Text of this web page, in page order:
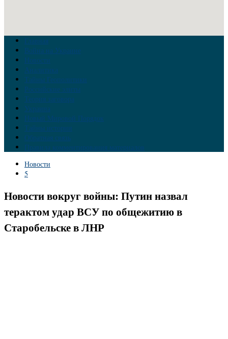
Главная
Война на Украине
Новости
Аналитика
Тайны Геополитики
Российские элиты
Теория заговора
Украина
Новый Мировой Порядок
Тайны истории
Обратная связь
Правила комментирования материалов
Новости
5
Новости вокруг войны: Путин назвал
терактом удар ВСУ по общежитию в
Старобельске в ЛНР